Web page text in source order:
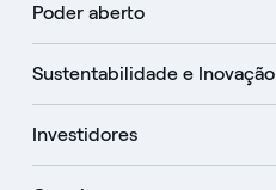
Poder aberto
Sustentabilidade e Inovação
Investidores